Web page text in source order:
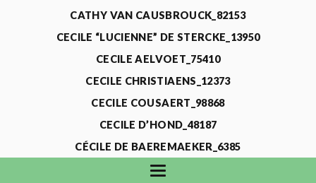
CATHY VAN CAUSBROUCK_82153
CECILE “LUCIENNE” DE STERCKE_13950
CECILE AELVOET_75410
CECILE CHRISTIAENS_12373
CECILE COUSAERT_98868
CECILE D’HOND_48187
CÉCILE DE BAEREMAEKER_6385
CECILE DE WAELE_4731